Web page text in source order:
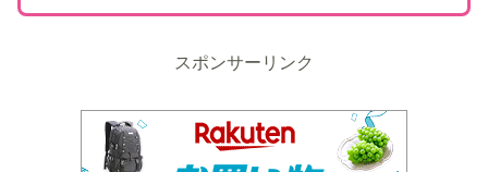
スポンサーリンク